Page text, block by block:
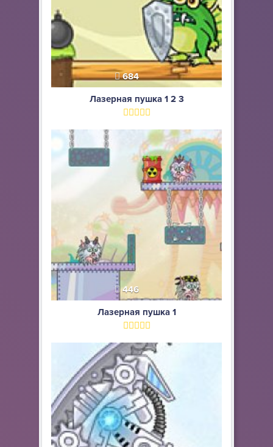
684
Лазерная пушка 1 2 3
446
Лазерная пушка 1